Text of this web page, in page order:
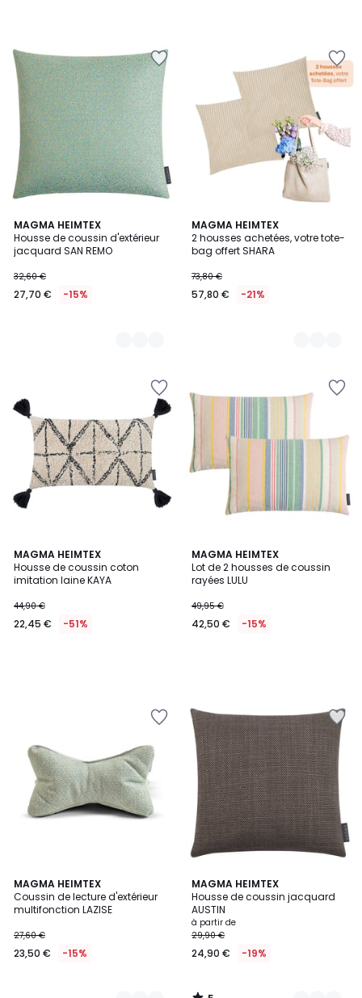
MAGMA HEIMTEX
Housse de coussin d'extérieur
jacquard SAN REMO
32,60 €
27,70 € -15%
2
Couleurs
MAGMA HEIMTEX
2 housses achetées, votre tote-
bag offert SHARA
73,80 €
57,80 € -21%
4
Couleurs
MAGMA HEIMTEX
Housse de coussin coton
imitation laine KAYA
44,90 €
22,45 € -51%
MAGMA HEIMTEX
Lot de 2 housses de coussin
rayées LULU
49,95 €
42,50 € -15%
MAGMA HEIMTEX
Coussin de lecture d'extérieur
multifonction LAZISE
27,60 €
23,50 € -15%
2
Couleurs
MAGMA HEIMTEX
Housse de coussin jacquard
AUSTIN
à partir de
29,90 €
24,90 € -19%
5
/
5
5
Couleurs